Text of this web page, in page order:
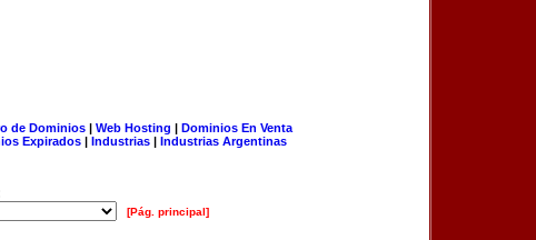
de Dominios| Web Hosting | Dominios En Venta
Expirados | Industrias | Industrias Argentinas
[Pág. principal]